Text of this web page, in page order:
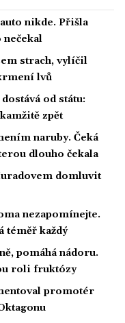
nikde. Přišla
nečekal
strach, vylíčil
lvů
od státu:
zpět
naruby. Čeká
dlouho čekala
domluvit
nezapomínejte.
téměř každý
pomáhá nádoru.
roli fruktózy
promotér